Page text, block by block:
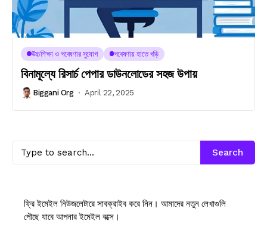
উচ্চশিক্ষা ও গবেষণার সুযোগ গবেষণায় হাতে খড়ি
বিনামূল্যে রিসার্চ পেপার ডাউনলোডের সহজ উপায়
Biggani Org April 22, 2025
Search
ফ্রি ইমেইল নিউজলেটারে সাবক্রাইব করে নিন। আমাদের নতুন লেখাগুলি
পৌছে যাবে আপনার ইমেইল বক্সে।